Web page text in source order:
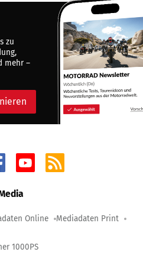
zu
mehr –
Online Mediadaten Print
1000PS